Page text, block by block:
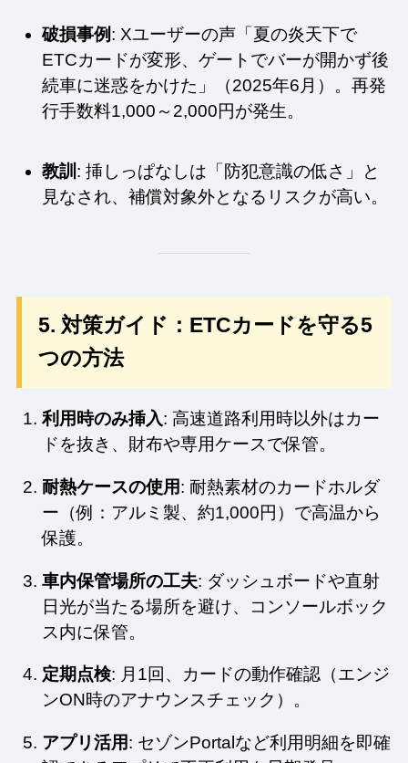
破損事例: Xユーザーの声「夏の炎天下で
ETCカードが変形、ゲートでバーが開かず後
続車に迷惑をかけた」（2025年6月）。再発
行手数料1,000～2,000円が発生。
教訓 : 挿しっぱなしは「防犯意識の低さ」と
見なされ、補償対象外となるリスクが高い。
5. 対策ガイド：ETCカードを守る5
つの方法
利用時のみ挿入: 高速道路利用時以外はカー
ドを抜き、財布や専用ケースで保管。
耐熱ケースの使用: 耐熱素材のカードホルダ
ー（例：アルミ製、約1,000円）で高温から
保護。
車内保管場所の工夫: ダッシュボードや直射
日光が当たる場所を避け、コンソールボック
ス内に保管。
定期点検: 月1回、カードの動作確認（エンジ
ンON時のアナウンスチェック）。
アプリ活用: セゾンPortalなど利用明細を即確